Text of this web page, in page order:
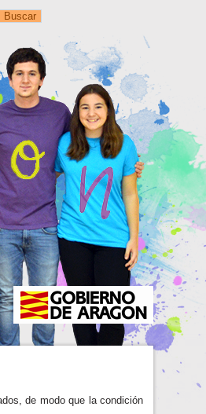
de modo que la condición